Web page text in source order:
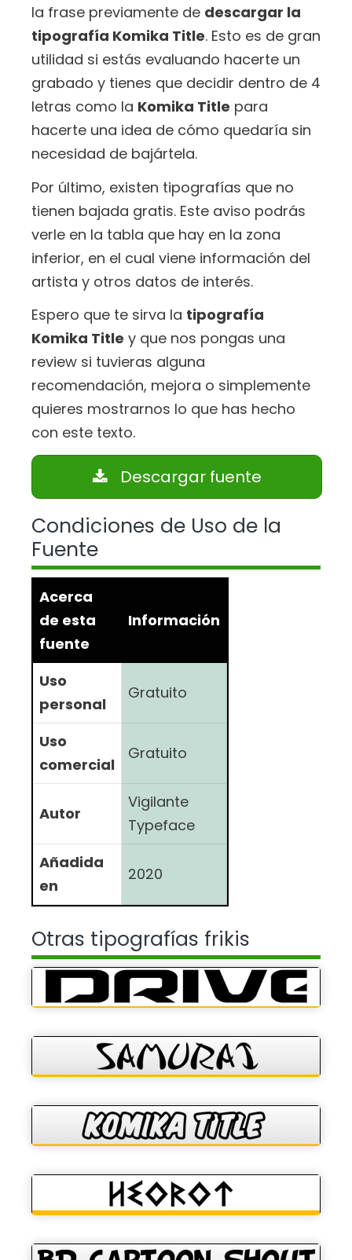
la frase previamente de descargar la
tipografía Komika Title. Esto es de gran
utilidad si estás evaluando hacerte un
grabado y tienes que decidir dentro de 4
letras como la Komika Title para
hacerte una idea de cómo quedaría sin
necesidad de bajártela.
Por último, existen tipografías que no
tienen bajada gratis. Este aviso podrás
verle en la tabla que hay en la zona
inferior, en el cual viene información del
artista y otros datos de interés.
Espero que te sirva la tipografía
Komika Title y que nos pongas una
review si tuvieras alguna
recomendación, mejora o simplemente
quieres mostrarnos lo que has hecho
con este texto.
Descargar fuente
Condiciones de Uso de la
Fuente
Acerca
de esta
fuente
Información
Uso
personal
Gratuito
Uso
comercial
Gratuito
Autor
Vigilante
Typeface
Añadida
en
2020
Otras tipografías frikis